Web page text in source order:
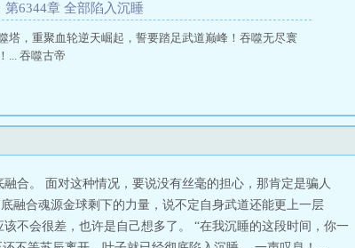
第6344章 全部陷入沉睡
塔，重聚血轮逆天崛起，誓要踏足武道巅峰！吞噬无尽寰
... 吞噬古帝
合。 面对这种情况，要说没有丝毫的担心，那肯定是骗人
融合魂源金球剩下的力量，说不定自身武道还能更上一层
不会很差，也许是自己想多了。 “在我沉睡的这段时间，你一